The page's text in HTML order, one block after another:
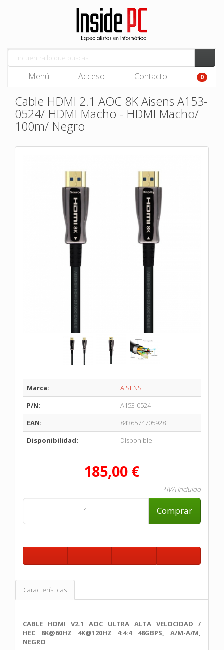
Menú Acceso Contacto 0
Cable HDMI 2.1 AOC 8K Aisens A153-
0524/ HDMI Macho - HDMI Macho/
100m/ Negro
Marca:
AISENS
P/N:
A153-0524
EAN:
8436574705928
Disponibilidad:
Disponible
185,00 €
*IVA Incluido
Comprar
Características
CABLE HDMI V2.1 AOC ULTRA ALTA VELOCIDAD /
HEC 8K@60HZ 4K@120HZ 4:4:4 48GBPS, A/M-A/M,
NEGRO